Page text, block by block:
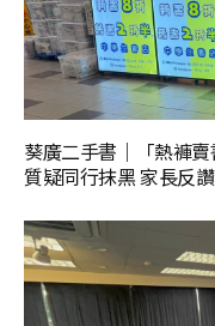
葵廣二手書｜「熱褲
質疑同行抹黑 家長反